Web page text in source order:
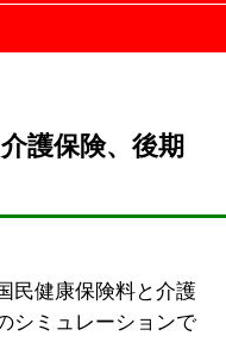
護保険、後期
民健康保険料と介護
シミュレーションで